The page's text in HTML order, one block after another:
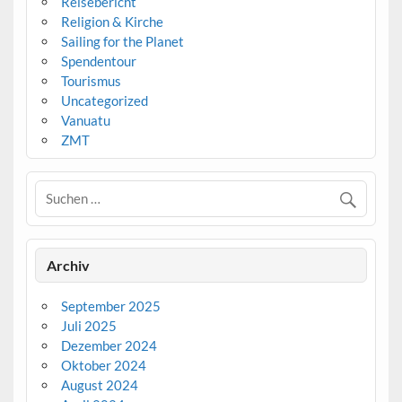
Religion & Kirche
Sailing for the Planet
Spendentour
Tourismus
Uncategorized
Vanuatu
ZMT
Archiv
September 2025
Juli 2025
Dezember 2024
Oktober 2024
August 2024